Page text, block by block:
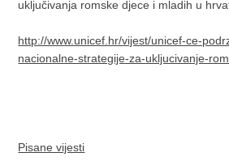
uključivanja romske djece i mladih u
http://www.unicef.hr/vijest/unicef-ce-
nacionalne-strategije-za-ukljucivanje-
Pisane vijesti